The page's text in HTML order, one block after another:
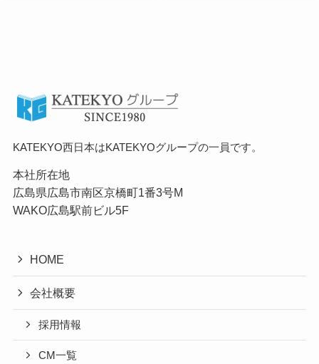
KATEKYO西日本はKATEKYOグループの一員です。
本社所在地
広島県広島市南区京橋町1番3号M
WAKO広島駅前ビル5F
HOME
会社概要
採用情報
CM一覧